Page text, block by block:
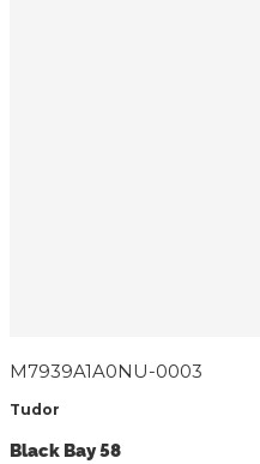
M7939A1A0NU-0003
Tudor
Black Bay 58